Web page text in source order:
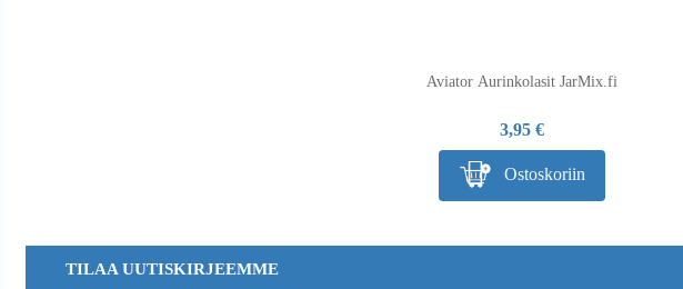
Aviator Aurinkolasit JarMix.fi
3,95 €
Ostoskoriin
TILAA UUTISKIRJEEMME